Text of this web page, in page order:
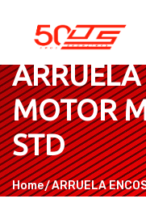
MOTOR
STD
Home ARRUELA